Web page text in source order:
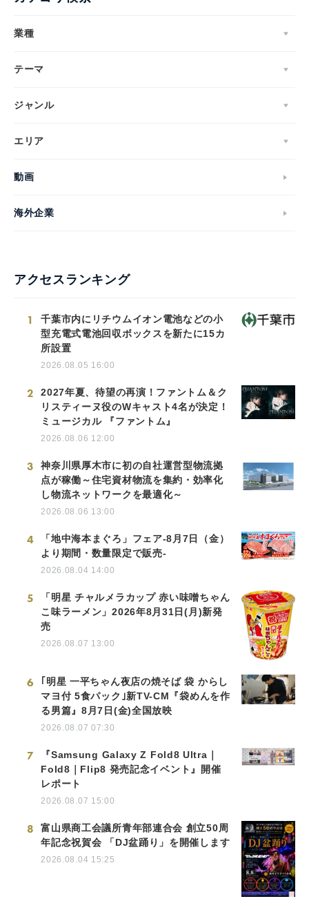
業種
テーマ
ジャンル
エリア
動画
海外企業
アクセスランキング
1
千葉市内にリチウムイオン電池などの小
型充電式電池回収ボックスを新たに15カ
所設置
2026.08.05 16:00
2
2027年夏、待望の再演！ファントム＆ク
リスティーヌ役のWキャスト4名が決定！
ミュージカル 『ファントム』
2026.08.06 12:00
3
神奈川県厚木市に初の自社運営型物流拠
点が稼働～住宅資材物流を集約・効率化
し物流ネットワークを最適化～
2026.08.06 13:00
4
「地中海本まぐろ」フェア-8月7日（金）
より期間・数量限定で販売-
2026.08.04 14:00
5
「明星 チャルメラカップ 赤い味噌ちゃん
こ味ラーメン」2026年8月31日(月)新発
売
2026.08.07 13:00
6
｢明星 一平ちゃん夜店の焼そば 袋 からし
マヨ付 5食パック｣新TV-CM『袋めんを作
る男篇』8月7日(金)全国放映
2026.08.07 07:30
7
『Samsung Galaxy Z Fold8 Ultra｜
Fold8｜Flip8 発売記念イベント』開催
レポート
2026.08.07 15:00
8
富山県商工会議所青年部連合会 創立50周
年記念祝賀会 「DJ盆踊り」を開催します
2026.08.04 15:25